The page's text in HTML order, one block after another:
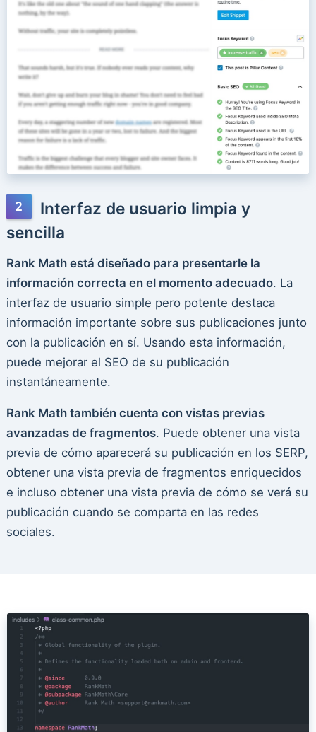
Interfaz de usuario limpia y
sencilla
Rank Math está diseñado para presentarle la
información correcta en el momento adecuado. La
interfaz de usuario simple pero potente destaca
información importante sobre sus publicaciones junto
con la publicación en sí. Usando esta información,
puede mejorar el SEO de su publicación
instantáneamente.
Rank Math también cuenta con vistas previas
avanzadas de fragmentos. Puede obtener una vista
previa de cómo aparecerá su publicación en los SERP,
obtener una vista previa de fragmentos enriquecidos
e incluso obtener una vista previa de cómo se verá su
publicación cuando se comparta en las redes
sociales.